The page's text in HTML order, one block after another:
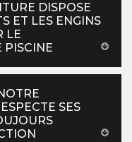
DISPOSE
ET LES ENGINS
LE
PISCINE
SES